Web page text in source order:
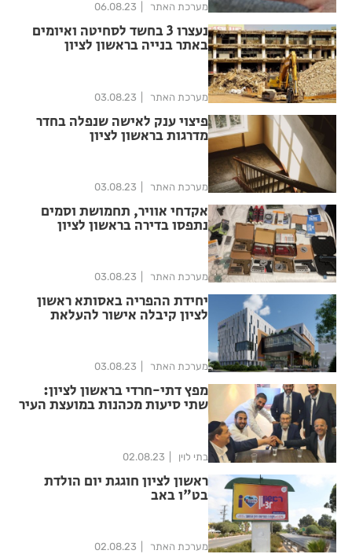
מערכת האתר 06.08.23
נעצרו 3 בחשד לסחיטה ואיומים
באתר בנייה בראשון לציון
מערכת האתר 03.08.23
פיצוי ענק לאישה שנפלה בחדר
מדרגות בראשון לציון
מערכת האתר 03.08.23
אקדחי אוויר, תחמושת וסמים
נתפסו בדירה בראשון לציון
מערכת האתר 03.08.23
יחידת ההפריה באסותא ראשון
לציון קיבלה אישור להעלאת
מערכת האתר 03.08.23
מפץ דתי-חרדי בראשון לציון:
שתי סיעות מכהנות במועצת העיר
בתי לוין 02.08.23
ראשון לציון חוגגת יום הולדת
בט"ו באב
מערכת האתר 02.08.23